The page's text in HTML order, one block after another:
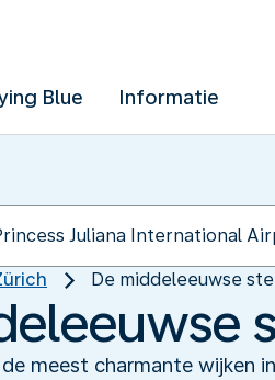
Blue Informatie
De middeleeuwse
meest charmante wijken